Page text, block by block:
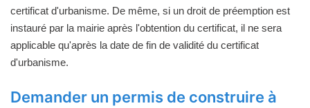
certificat d'urbanisme. De même, si un droit de préemption est
instauré par la mairie après l'obtention du certificat, il ne sera
applicable qu'après la date de fin de validité du certificat
d'urbanisme.
Demander un permis de construire à